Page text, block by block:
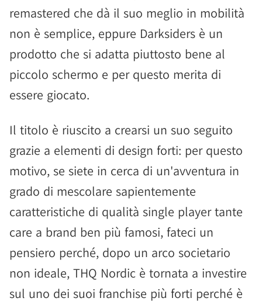
remastered che dà il suo meglio in mobilità
non è semplice, eppure Darksiders è un
prodotto che si adatta piuttosto bene al
piccolo schermo e per questo merita di
essere giocato.
Il titolo è riuscito a crearsi un suo seguito
grazie a elementi di design forti: per questo
motivo, se siete in cerca di un'avventura in
grado di mescolare sapientemente
caratteristiche di qualità single player tante
care a brand ben più famosi, fateci un
pensiero perché, dopo un arco societario
non ideale, THQ Nordic è tornata a investire
sul uno dei suoi franchise più forti perché è